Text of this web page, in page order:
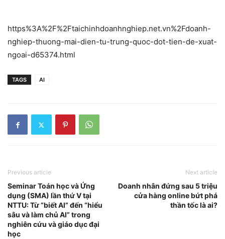
https%3A%2F%2Ftaichinhdoanhnghiep.net.vn%2Fdoanh-
nghiep-thuong-mai-dien-tu-trung-quoc-dot-tien-de-xuat-
ngoai-d65374.html
TAGS AI
Previous article
Seminar Toán học và Ứng
dụng (SMA) lần thứ V tại
NTTU: Từ “biết AI” đến “hiểu
sâu và làm chủ AI” trong
nghiên cứu và giáo dục đại
học
Next article
Doanh nhân đứng sau 5 triệu
cửa hàng online bứt phá
thần tốc là ai?